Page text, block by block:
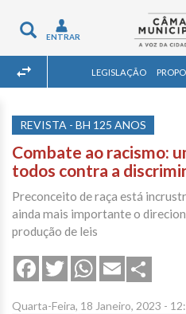
Toggle
navigation
ENTRAR
LEGISLAÇÃO
REVISTA - BH 125 ANOS
Combate ao racismo:
todos contra a
Preconceito de raça está
ainda mais importante o
produção de leis
FacebookTwitterWhatsApp
Email
Quarta-Feira, 18 Janeiro, 2023 -